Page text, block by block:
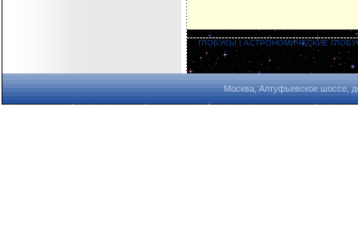
ГЛОБУСЫ | АСТРОНОМИЧЕСКИЕ
Москва, Алтуфьевское шоссе,